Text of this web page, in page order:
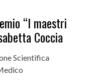
“I maestri
Coccia
Scientifica